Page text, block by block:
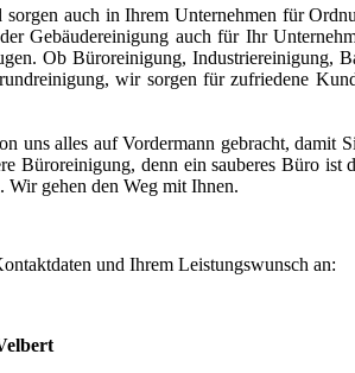
auch in Ihrem Unternehmen für
Gebäudereinigung auch für Ihr
Ob Büroreinigung, Industriereinigung,
wir sorgen für zufriedene
uns alles auf Vordermann gebracht, damit
Büroreinigung, denn ein sauberes Büro ist
Wir gehen den Weg mit Ihnen.
und Ihrem Leistungswunsch an: